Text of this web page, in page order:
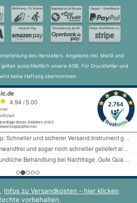
des Herstellers. Angebote inkl. MwSt und
ausschließlich unsere AGB. Für Druckfehler und
keine Haftung übernommen.
Infos zu Versandkosten - hier klicken
vorbehalten.